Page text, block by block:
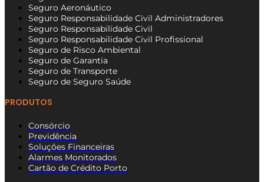
Seguro Aeronáutico
Seguro Responsabilidade Civil Administradores
Seguro Responsabilidade Civil
Seguro Responsabilidade Civil Profissional
Seguro de Risco Ambiental
Seguro de Garantia
Seguro de Transporte
Seguro de Seguro Saúde
PRODUTOS
Consórcio
Previdência
Soluções Financeiras
Alarmes Monitorados
Cartão de Crédito Porto